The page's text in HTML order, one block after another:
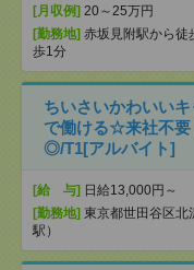
[月収例] 20～25万円
[勤務地] 赤坂見附駅から徒
歩1分
ちいさいかわいい
で働ける☆来社不要
◎/T1[アルバイト]
[給 与] 日給13,000円～
[勤務地] 東京都世田谷区北
駅）